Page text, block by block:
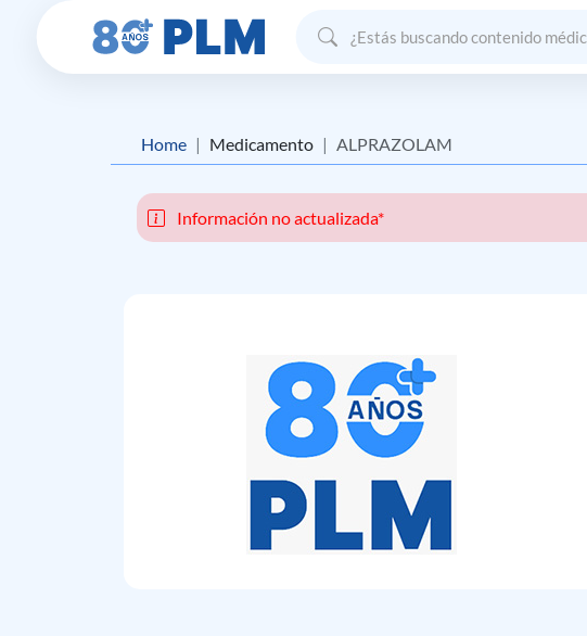
Home Medicamento ALPRAZOLAM
Información no actualizada*